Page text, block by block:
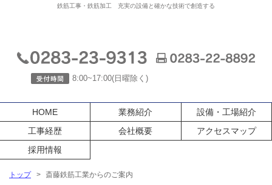
鉄筋工事・鉄筋加工 充実の設備と確かな技術で創造する
8:00~17:00(日曜除く)
HOME 業務紹介
設備・工場紹介
工事経歴
会社概要
アクセスマップ
採用情報
トップ > 斎藤鉄筋工業からのご案内